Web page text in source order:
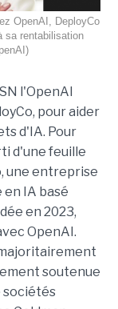
OpenAI, DeployCo
sa rentabilisation
l'OpenAI
pour aider
d'IA. Pour
d'une feuille
une entreprise
IA basé
en 2023,
OpenAI.
soutenue
sociétés